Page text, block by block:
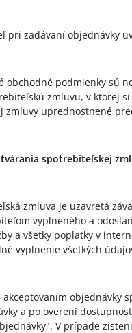
pri zadávaní objednávky
obchodné podmienky sú
zmluvu, v ktorej
zmluvy uprednostnené
spotrebiteľskej
zmluva je uzavretá
vyplneného a
a všetky poplatky v
vyplnenie všetkých
akceptovaním objednávky
a po overení
V prípade